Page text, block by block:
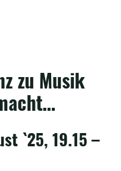
zu Musik
`25, 19.15 –